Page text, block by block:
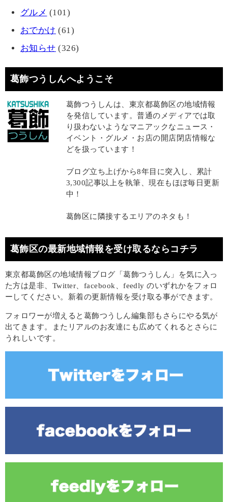
グルメ (101)
おでかけ (61)
お知らせ (326)
葛飾つうしんへようこそ
葛飾つうしんは、東京都葛飾区の地域情報
を発信しています。普通のメディアでは取
り扱わないようなマニアックなニュース・
イベント・グルメ・お店の開店閉店情報な
どを扱っています！
ブログ立ち上げから8年目に突入し、累計
3,300記事以上を執筆、現在もほぼ毎日更新
中！
葛飾区に隣接するエリアのネタも！
葛飾区の最新地域情報を受け取るならコチラ
東京都葛飾区の地域情報ブログ「葛飾つうしん」を気に入っ
た方は是非、Twitter、facebook、feedly のいずれかをフォロ
ーしてください。新着の更新情報を受け取る事ができます。
フォロワーが増えると葛飾つうしん編集部もさらにやる気が
出てきます。またリアルのお友達にも広めてくれるとさらに
うれしいです。